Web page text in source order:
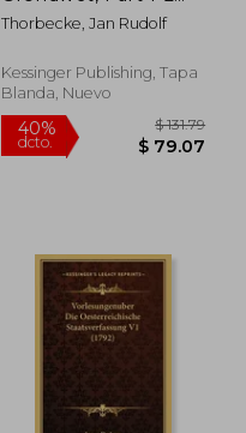
40%
(1906)
Thorbecke, Jan Rudolf
Kessinger Publishing, Tapa
Blanda, Nuevo